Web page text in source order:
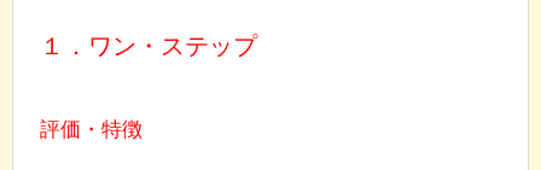
１．ワン・ステップ
評価・特徴